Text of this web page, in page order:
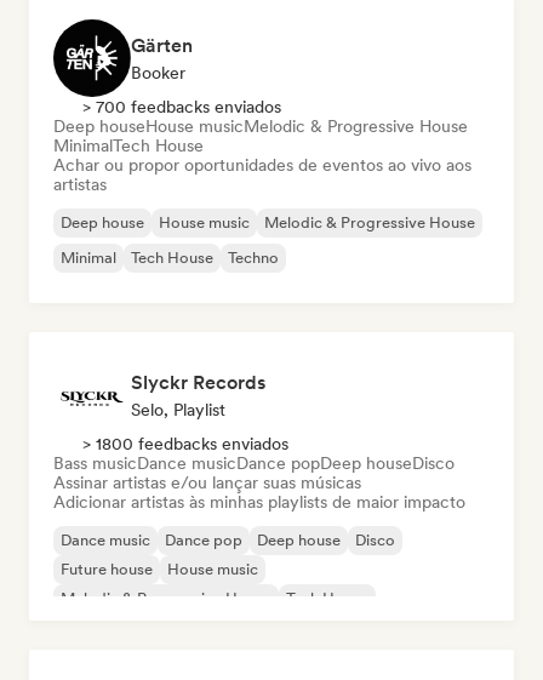
Gärten
Booker
> 700 feedbacks enviados
Deep houseHouse musicMelodic & Progressive House
MinimalTech House
Achar ou propor oportunidades de eventos ao vivo aos
artistas
Deep house House music
Melodic & Progressive House
Minimal
Tech House Techno
Slyckr Records
Selo, Playlist
> 1800 feedbacks enviados
Bass musicDance musicDance popDeep houseDisco
Assinar artistas e/ou lançar suas músicas
Adicionar artistas às minhas playlists de maior impacto
Dance music Dance pop Deep house
Disco
Future house
House music
Melodic & Progressive House
Tech House